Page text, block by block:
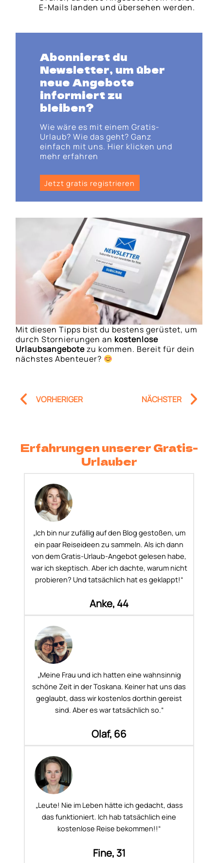
E-Mails landen und übersehen werden.
Abonnierst du
Newsletter, um über
neue Angebote
informiert zu
bleiben?
Wie wäre es mit einem Gratis-
Urlaub? Wie das geht? Ganz
einfach mit uns. Hier klicken und
mehr erfahren
Jetzt gratis registrieren
Mit diesen Tipps bist du bestens gerüstet, um
durch Stornierungen an kostenlose
Urlaubsangebotezu kommen. Bereit für dein
nächstes Abenteuer?
Prev
VORHERIGER NÄCHSTER
Erfahrungen unserer Gratis-
Urlauber
„Ich bin nur zufällig auf den Blog gestoßen, um
ein paar Reiseideen zu sammeln. Als ich dann
von dem Gratis-Urlaub-Angebot gelesen habe,
war ich skeptisch. Aber ich dachte, warum nicht
probieren? Und tatsächlich hat es geklappt!“
Anke, 44
„Meine Frau und ich hatten eine wahnsinnig
schöne Zeit in der Toskana. Keiner hat uns das
geglaubt, dass wir kostenlos dorthin gereist
sind. Aber es war tatsächlich so.“
Olaf, 66
„Leute! Nie im Leben hätte ich gedacht, dass
das funktioniert. Ich hab tatsächlich eine
kostenlose Reise bekommen!!“
Fine, 31